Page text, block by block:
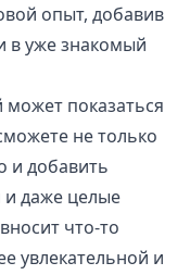
опыт, добавив
в уже знакомый
показаться
не только
и добавить
и даже целые
что-то
увлекательной и